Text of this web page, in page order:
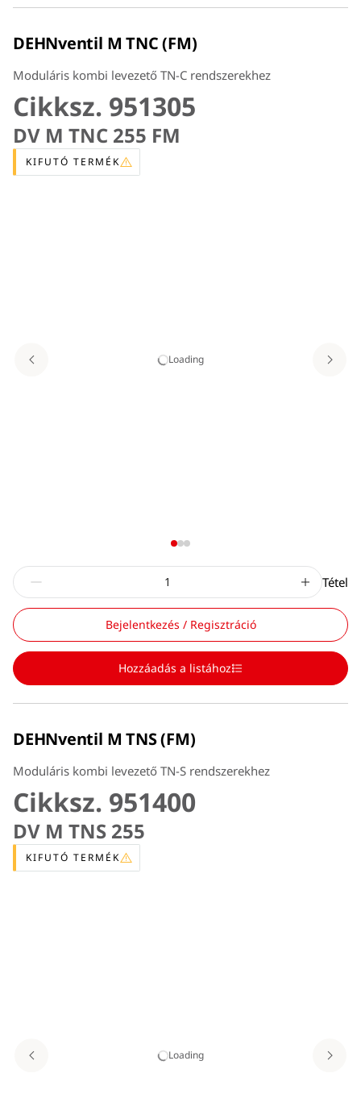
DEHNventil M TNC (FM)
Moduláris kombi levezető TN-C rendszerekhez
Cikksz. 951305
DV M TNC 255 FM
KIFUTÓ TERMÉK
Loading
Tétel
Bejelentkezés / Regisztráció
Hozzáadás a listához
DEHNventil M TNS (FM)
Moduláris kombi levezető TN-S rendszerekhez
Cikksz. 951400
DV M TNS 255
KIFUTÓ TERMÉK
Loading